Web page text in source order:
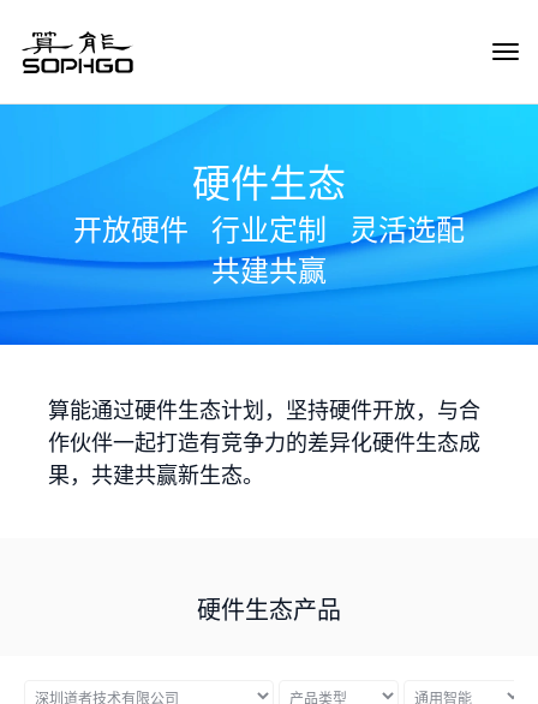
硬件生态
开放硬件 行业定制
灵活选配
共建共赢
算能通过硬件生态计划，坚持硬件开放，与合
作伙伴一起打造有竞争力的差异化硬件生态成
果，共建共赢新生态。
硬件生态产品